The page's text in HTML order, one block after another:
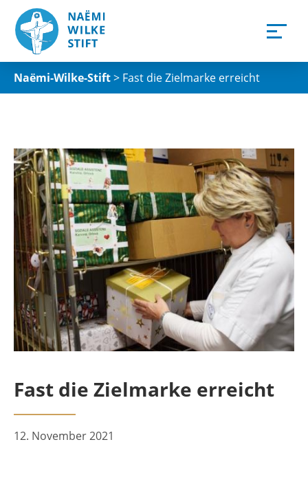
Naëmi-Wilke-Stift> Fast die Zielmarke erreicht
Fast die Zielmarke erreicht
12. November 2021